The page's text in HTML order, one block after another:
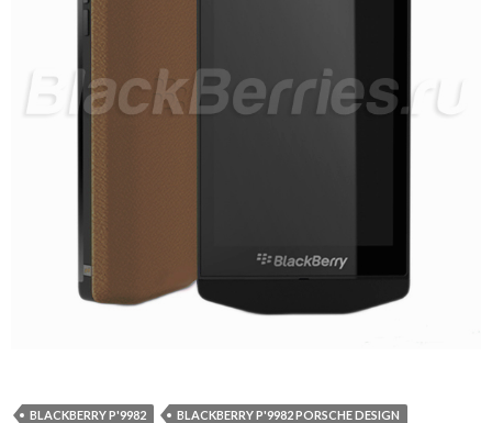
BLACKBERRY P'9982
BLACKBERRY P'9982 PORSCHE DESIGN